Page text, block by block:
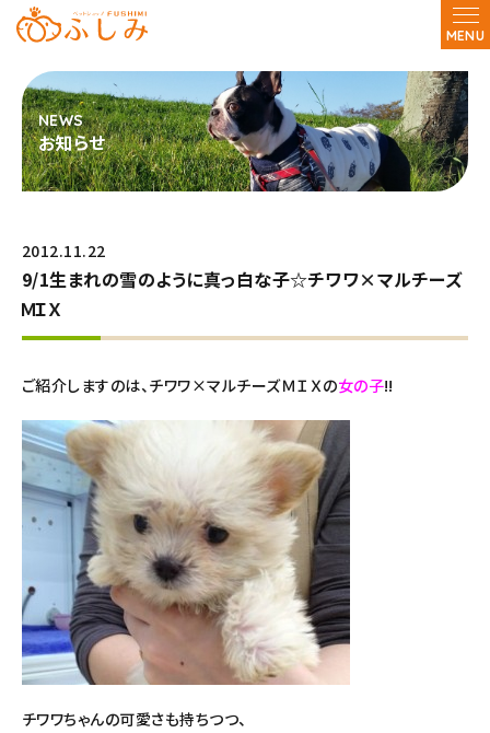
MENU
お知らせ
2012.11.22
9/1生まれの雪のように真っ白な子☆チワワ×マルチーズ
ＭＩＸ
ご紹介しますのは、チワワ×マルチーズＭＩＸの女の子!!
チワワちゃんの可愛さも持ちつつ、